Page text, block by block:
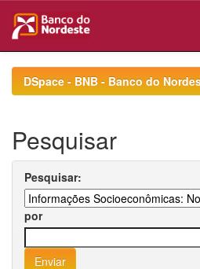
navigationDSpace - BNB - Banco do
Pesquisar
Pesquisar:
por